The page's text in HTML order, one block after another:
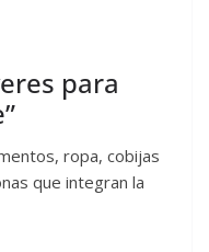
para
ropa, cobijas
que integran la